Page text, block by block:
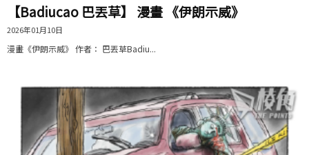
【Badiucao 巴丟草】 漫畫 《伊朗示威》
2026年01月10日
漫畫《伊朗示威》 作者： 巴丟草Badiu...